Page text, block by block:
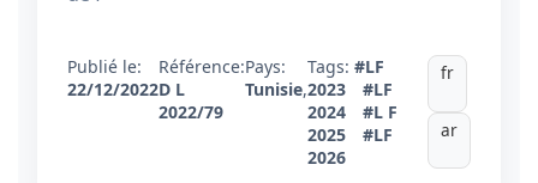
Publié le:
22/12/2022
Référence:
D L
2022/79
Pays:
Tunisie,
Tags: #LF
2023
#LF
2024
#L F
2025
#LF
2026
fr
ar